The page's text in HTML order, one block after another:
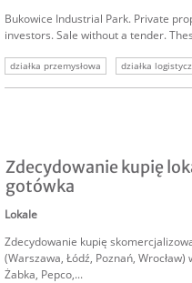
Bukowice Industrial Park. Private
investors. Sale without a tender.
działka przemysłowa działka
grunt inwestycyjny
nieruchomości
Zdecydowanie kupię
gotówka
Lokale
Zdecydowanie kupię
(Warszawa, Łódź, Poznań,
Żabka, Pepco,...